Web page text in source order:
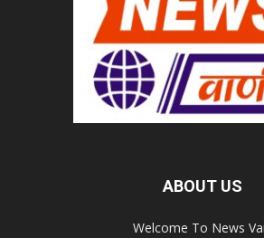
ABOUT US
Welcome To News